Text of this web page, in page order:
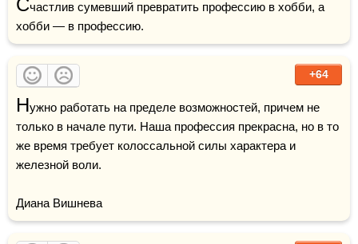
Счастлив сумевший превратить профессию в хобби, а
хобби — в профессию.
+64
Нужно работать на пределе возможностей, причем не
только в начале пути. Наша профессия прекрасна, но в то
же время требует колоссальной силы характера и
железной воли.
Диана Вишнева